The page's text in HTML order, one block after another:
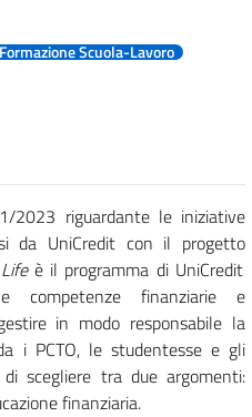
Scuola-Lavoro
riguardante le iniziative
da UniCredit con il progetto
Lifeè il programma di UniCredit
competenze finanziarie e
in modo responsabile la
i PCTO, le studentesse e gli
scegliere tra due argomenti:
finanziaria.